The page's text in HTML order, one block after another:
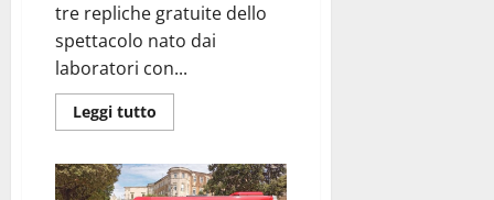
tre repliche gratuite dello
spettacolo nato dai
laboratori con...
Leggi tutto